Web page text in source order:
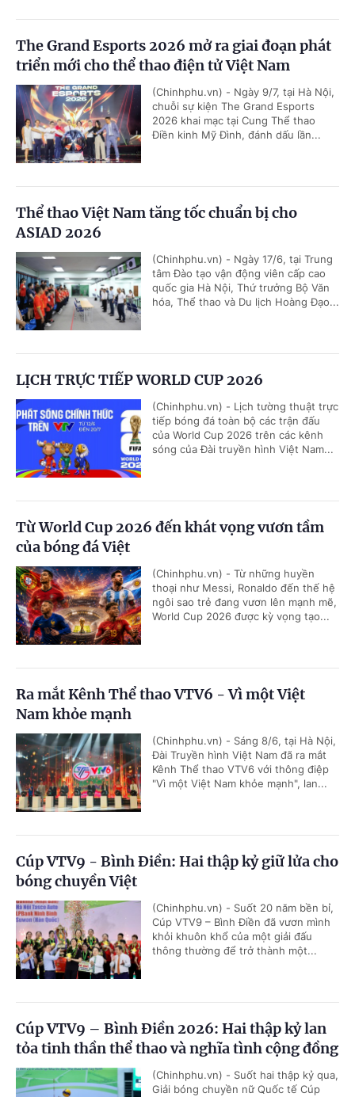
The Grand Esports 2026 mở ra giai đoạn phát
triển mới cho thể thao điện tử Việt Nam
(Chinhphu.vn) - Ngày 9/7, tại Hà Nội,
chuỗi sự kiện The Grand Esports
2026 khai mạc tại Cung Thể thao
Điền kinh Mỹ Đình, đánh dấu lần...
Thể thao Việt Nam tăng tốc chuẩn bị cho
ASIAD 2026
(Chinhphu.vn) - Ngày 17/6, tại Trung
tâm Đào tạo vận động viên cấp cao
quốc gia Hà Nội, Thứ trưởng Bộ Văn
hóa, Thể thao và Du lịch Hoàng Đạo...
LỊCH TRỰC TIẾP WORLD CUP 2026
(Chinhphu.vn) - Lịch tường thuật trực
tiếp bóng đá toàn bộ các trận đấu
của World Cup 2026 trên các kênh
sóng của Đài truyền hình Việt Nam...
Từ World Cup 2026 đến khát vọng vươn tầm
của bóng đá Việt
(Chinhphu.vn) - Từ những huyền
thoại như Messi, Ronaldo đến thế hệ
ngôi sao trẻ đang vươn lên mạnh mẽ,
World Cup 2026 được kỳ vọng tạo...
Ra mắt Kênh Thể thao VTV6 - Vì một Việt
Nam khỏe mạnh
(Chinhphu.vn) - Sáng 8/6, tại Hà Nội,
Đài Truyền hình Việt Nam đã ra mắt
Kênh Thể thao VTV6 với thông điệp
"Vì một Việt Nam khỏe mạnh", lan...
Cúp VTV9 - Bình Điền: Hai thập kỷ giữ lửa cho
bóng chuyền Việt
(Chinhphu.vn) - Suốt 20 năm bền bỉ,
Cúp VTV9 – Bình Điền đã vươn mình
khỏi khuôn khổ của một giải đấu
thông thường để trở thành một...
Cúp VTV9 – Bình Điền 2026: Hai thập kỷ lan
tỏa tinh thần thể thao và nghĩa tình cộng đồng
(Chinhphu.vn) - Suốt hai thập kỷ qua,
Giải bóng chuyền nữ Quốc tế Cúp